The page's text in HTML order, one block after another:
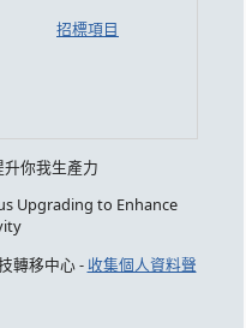
招標項目
你我生產力
Upgrading to Enhance
轉移中心 - 收集個人資料聲